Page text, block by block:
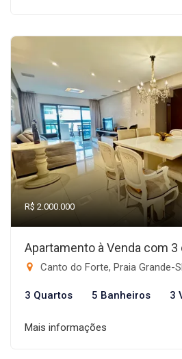
R$ 2.000.000
Apartamento à Venda com 3
Canto do Forte, Praia Grande-
3 Quartos 5 Banheiros 3
Mais informações